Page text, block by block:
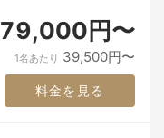
79,000円〜
1名あたり 39,500円〜
料金を見る